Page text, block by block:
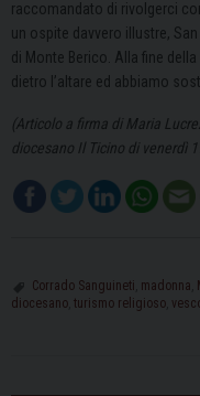
raccomandato di rivolgerci
un ospite davvero illustre,
di Monte Berico. Alla fine
dietro l’altare ed abbiamo
(Articolo a firma di Maria
diocesano Il Ticino di venerdì
Corrado Sanguineti madonna
diocesano turismo religioso